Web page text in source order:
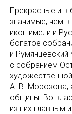
Прекрасные и в
значимые, чем в
икон имели и
богатое
и Румянцевский
с собранием
А. В. Морозова,
общины. Во
из них главным